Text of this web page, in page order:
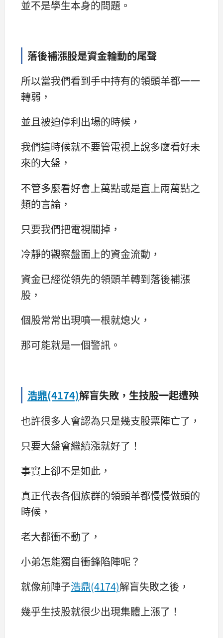
並不是學生本身的問題。
落後補漲股是資金輪動的尾聲
所以當我們看到手中持有的領頭羊都一一
轉弱，
並且被迫停利出場的時候，
我們這時候就不要管電視上說多麼看好未
來的大盤，
不管多麼看好會上萬點或是直上兩萬點之
類的言論，
只要我們把電視關掉，
冷靜的觀察盤面上的資金流動，
資金已經從領先的領頭羊轉到落後補漲
股，
個股常常出現噴一根就熄火，
那可能就是一個警訊。
浩鼎(4174)解盲失敗，生技股一起遭殃
也許很多人會認為只是幾支股票陣亡了，
只要大盤會繼續漲就好了！
事實上卻不是如此，
真正代表各個族群的領頭羊都慢慢做頭的
時候，
老大都衝不動了，
小弟怎能獨自衝鋒陷陣呢？
就像前陣子浩鼎(4174)解盲失敗之後，
幾乎生技股就很少出現集體上漲了！